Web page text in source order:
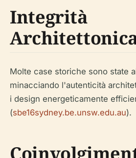
Integrità
Molte case storiche sono state
minacciando l'autenticità
i design energeticamente
(sbe16sydney.be.unsw.edu.au).